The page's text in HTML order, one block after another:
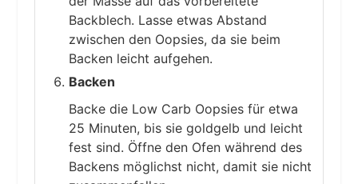
Backblech. Lasse etwas Abstand
zwischen den Oopsies, da sie beim
Backen leicht aufgehen.
Backen
Backe die Low Carb Oopsies für etwa
25 Minuten, bis sie goldgelb und leicht
fest sind. Öffne den Ofen während des
Backens möglichst nicht, damit sie nicht